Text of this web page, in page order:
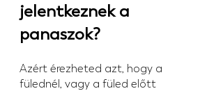
jelentkeznek a
panaszok?
Azért érezheted azt, hogy a
fülednél, vagy a füled előtt